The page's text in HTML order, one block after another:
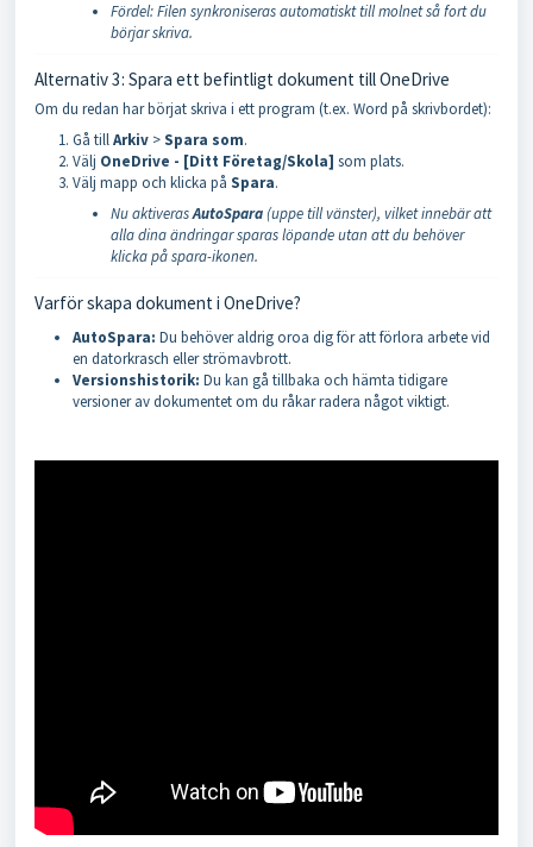
Fördel: Filen synkroniseras automatiskt till molnet så fort du
börjar skriva.
Alternativ 3: Spara ett befintligt dokument till OneDrive
Om du redan har börjat skriva i ett program (t.ex. Word på skrivbordet):
Gå tillArkiv >Spara som.
Välj OneDrive - [Ditt Företag/Skola] som plats.
Välj mapp och klicka på Spara.
Nu aktiverasAutoSpara(uppe till vänster), vilket innebär att
alla dina ändringar sparas löpande utan att du behöver
klicka på spara-ikonen.
Varför skapa dokument i OneDrive?
AutoSpara: Du behöver aldrig oroa dig för att förlora arbete vid
en datorkrasch eller strömavbrott.
Versionshistorik: Du kan gå tillbaka och hämta tidigare
versioner av dokumentet om du råkar radera något viktigt.